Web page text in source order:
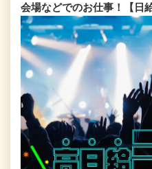
会場などでのお仕事！【日